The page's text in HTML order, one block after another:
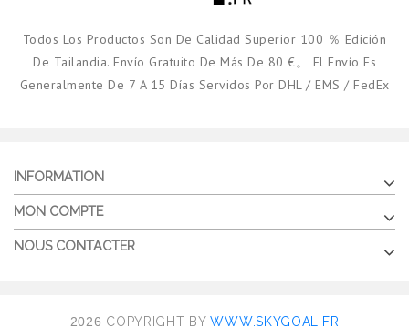
Todos Los Productos Son De Calidad Superior 100 ％ Edición
De Tailandia. Envío Gratuito De Más De 80 €。 El Envío Es
Generalmente De 7 A 15 Días Servidos Por DHL / EMS / FedEx
INFORMATION
MON COMPTE
NOUS CONTACTER
2026 COPYRIGHT BYWWW.SKYGOAL.FR